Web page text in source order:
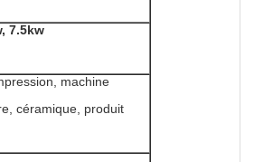
7.5kw
machine
céramique, produit